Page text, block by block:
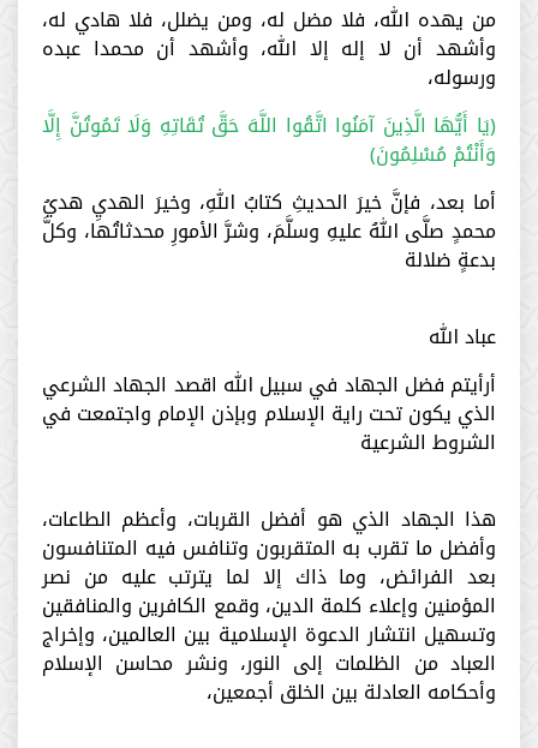
من يهده الله، فلا مضل له، ومن يضلل، فلا هادي له،
وأشهد أن لا إله إلا الله، وأشهد أن محمدا عبده
ورسوله،
﴿يَا أَيُّهَا الَّذِينَ آمَنُوا اتَّقُوا اللَّهَ حَقَّ تُقَاتِهِ وَلَا تَمُوتُنَّ إِلَّا
وَأَنْتُمْ مُسْلِمُونَ﴾
أما بعد، فإنَّ خيرَ الحديثِ كتابُ اللهِ، وخيرَ الهديِ هديُ
محمدٍ صلَّى اللهُ عليهِ وسلَّمَ، وشرَّ الأمورِ محدثاتُها، وكلَّ
بدعةٍ ضلالة
عباد الله
أرأيتم فضل الجهاد في سبيل الله اقصد الجهاد الشرعي
‏الذي يكون تحت راية الإسلام وبإذن الإمام واجتمعت في
الشروط الشرعية
هذا الجهاد الذي هو أفضل القربات، وأعظم الطاعات،
وأفضل ما تقرب به المتقربون وتنافس فيه المتنافسون
بعد الفرائض، وما ذاك إلا لما يترتب عليه من نصر
المؤمنين وإعلاء كلمة الدين، وقمع الكافرين والمنافقين
وتسهيل انتشار الدعوة الإسلامية بين العالمين، وإخراج
العباد من الظلمات إلى النور، ونشر محاسن الإسلام
وأحكامه العادلة بين الخلق أجمعين،